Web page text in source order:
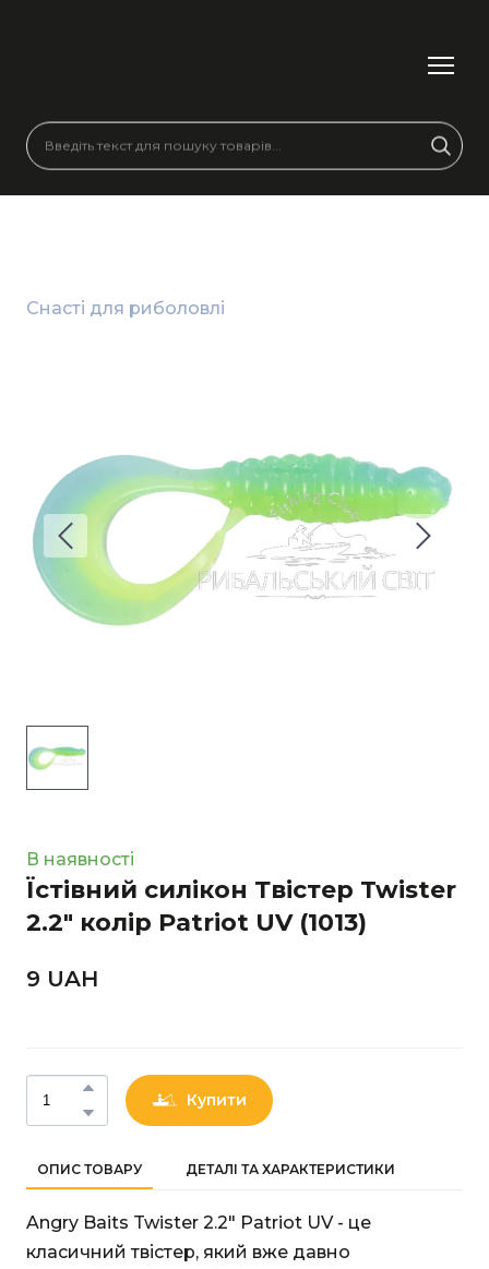
Снасті для риболовлі
В наявності
Їстівний силікон Твістер Twister
2.2" колір Patriot UV(1013)
9 UAН
Купити
ОПИС ТОВАРУ ДЕТАЛІ ТА ХАРАКТЕРИСТИКИ
Angry Baits Twister 2.2" Patriot UV - це
класичний твістер, який вже давно